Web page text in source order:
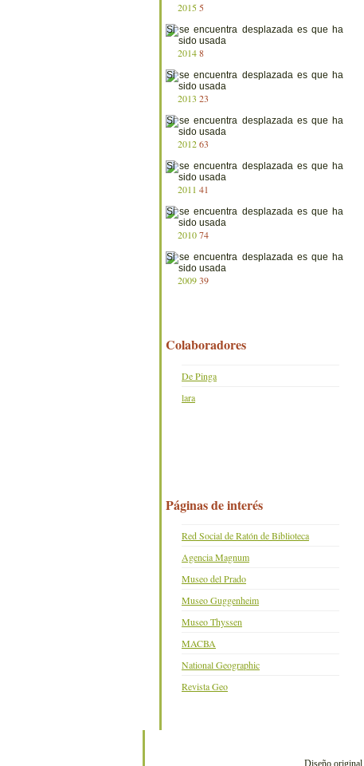
2015 5
20148
2013 23
201263
2011 41
201074
200939
Colaboradores
De Pinga
lara
Páginas de interés
Red Social de Ratón de Biblioteca
Agencia Magnum
Museo del Prado
Museo Guggenheim
Museo Thyssen
MACBA
National Geographic
Revista Geo
Diseño original